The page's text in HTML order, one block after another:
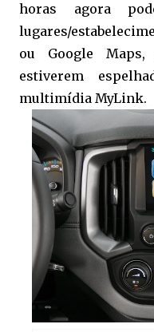
horas agora
lugares/
ou Google Maps,
estiverem
multimídia MyLink.